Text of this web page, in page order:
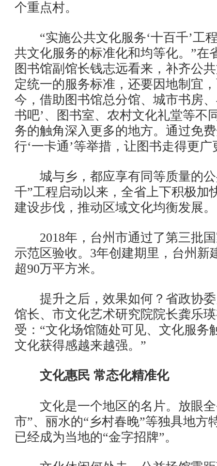
个重点村。
“实施公共文化服务‘十百千’工
共文化服务的标准化和均等化。”在
图书馆副馆长钱志远看来，补齐公
定统一的服务标准，还要因地制宜
今，借助图书馆总分馆、城市书房
书吧’、图书室、农村文化礼堂等不
务的触角深入更多的地方。通过免
行‘一卡通’等举措，让图书走得更广
城与乡，都应享有同等质量的公
千”工程启动以来，全省上下积极加
建设步伐，推动区域文化均衡发展。
2018年，台州市通过了第三批国
示范区验收。3年创建期里，台州新
超90万平方米。
提升之后，效果如何？省政协委
馆长、市文化艺术研究院院长龚乐
受：“文化场馆随处可见、文化服务
文化获得感越来越强。”
文化惠民 常态化精准化
文化是一个地区的名片。放眼全
市”、丽水的“乡村春晚”等独具地方
已经成为当地的“金字招牌”。